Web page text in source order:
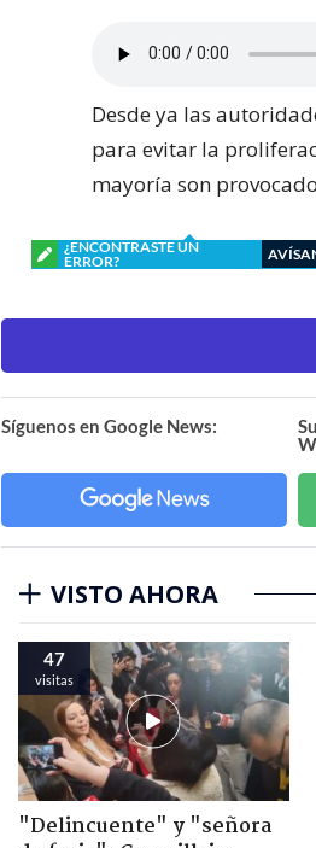
Desde ya las
para evitar la
mayoría son
¿ENCONTRASTE UN
ERROR?
Síguenos en Google News:
VISTO AHORA
47
visitas
"Delincuente" y "señora